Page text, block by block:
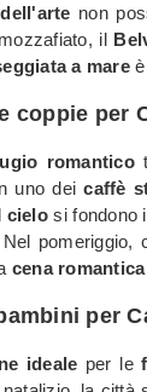
non
il
a mareè
coppie per
romantico
uno deicaffè
cielosi fondono
pomeriggio,
cena romantica
per
ideale per le